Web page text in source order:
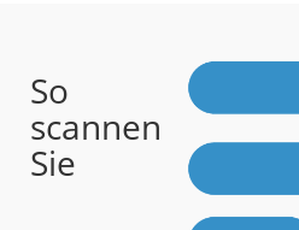
So
scannen
Sie